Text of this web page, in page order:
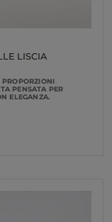
LISCIA
PROPORZIONI
PENSATA PER
ELEGANZA.